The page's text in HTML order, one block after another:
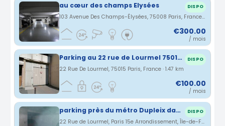
au cœur des champs Elysées DISPO
103 Avenue Des Champs-Élysées, 75008 Paris, France · 1.46 km
€300.00
/ mois
Parking au 22 rue de Lourmel 75015 Paris DISPO
22 Rue De Lourmel, 75015 Paris, France · 1.47 km
€100.00
/ mois
parking près du métro Dupleix dans le 15ème DISPO
22 Rue de Lourmel, Paris 15e Arrondissement, Île-de-France, France · 1.48 km